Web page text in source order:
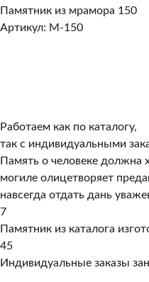
Памятник из мрамора 150
Артикул: M-150
Работаем как по каталогу,
так с индивидуальными
Память о человеке должна
могиле олицетворяет
навсегда отдать дань
7
Памятник из каталога
45
Индивидуальные заказы